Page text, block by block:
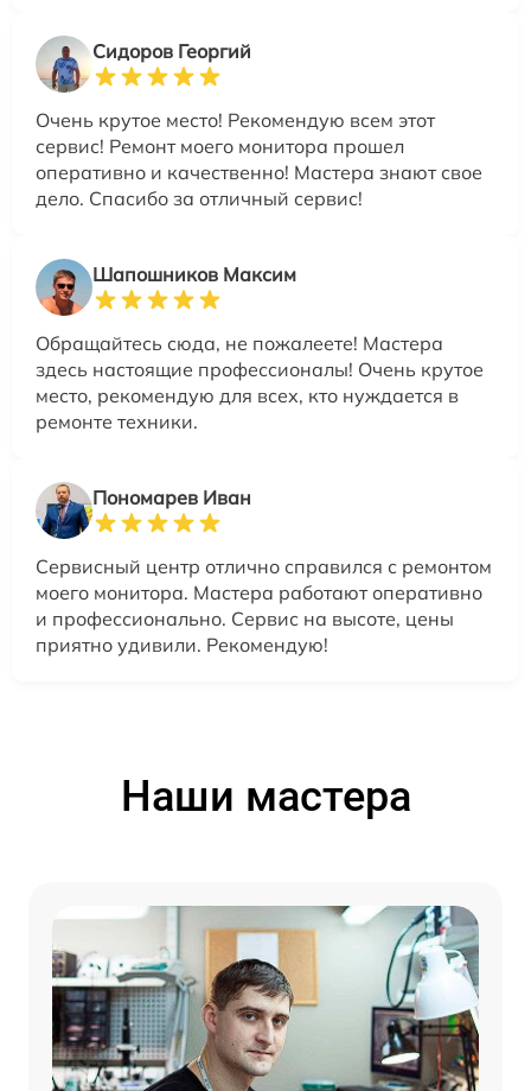
Сидоров Георгий
Очень крутое место! Рекомендую всем этот
сервис! Ремонт моего монитора прошел
оперативно и качественно! Мастера знают свое
дело. Спасибо за отличный сервис!
Шапошников Максим
Обращайтесь сюда, не пожалеете! Мастера
здесь настоящие профессионалы! Очень крутое
место, рекомендую для всех, кто нуждается в
ремонте техники.
Пономарев Иван
Сервисный центр отлично справился с ремонтом
моего монитора. Мастера работают оперативно
и профессионально. Сервис на высоте, цены
приятно удивили. Рекомендую!
Наши мастера